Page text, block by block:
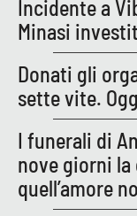
Food
Storie
NETWORK
Lacplay.it
Incidente a
Minasi
Donati gli
sette vite.
I funerali di
nove giorni
quell’amore